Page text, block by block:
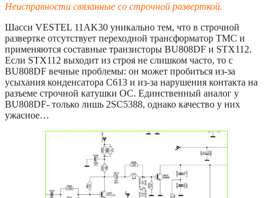
Неисправности связанные со строчной разверткой.
Шасси VESTEL 11AK30 уникально тем, что в строчной
развертке отсутствует переходной трансформатор ТМС и
применяются составные транзисторы BU808DF и STX112.
Если STX112 выходит из строя не слишком часто, то с
BU808DF вечные проблемы: он может пробиться из-за
усыхания конденсатора C613 и из-за нарушения контакта на
разъеме строчной катушки ОС. Единственный аналог у
BU808DF- только лишь 2SC5388, однако качество у них
ужасное…